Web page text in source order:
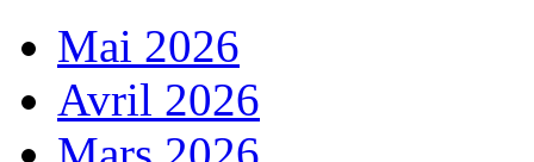
Mai 2026
Avril 2026